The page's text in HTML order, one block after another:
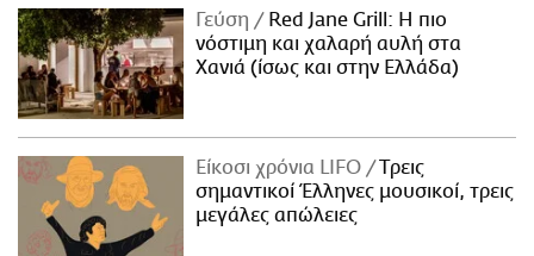
Γεύση
Red Jane Grill: Η πιο
νόστιμη και χαλαρή αυλή στα
Χανιά (ίσως και στην Ελλάδα)
Είκοσι χρόνια LIFO
Tρεις
σημαντικοί Έλληνες μουσικοί, τρεις
μεγάλες απώλειες